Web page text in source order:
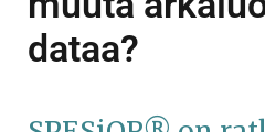
dataa?